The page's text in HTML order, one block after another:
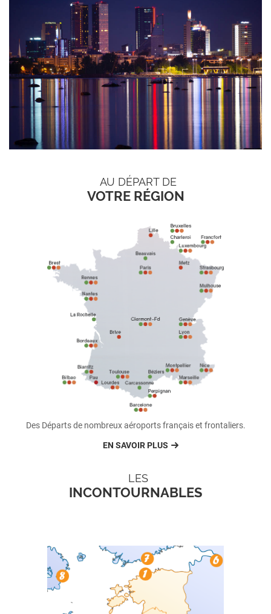
AU DÉPART DE
VOTRE RÉGION
Des Départs de nombreux aéroports français et frontaliers.
EN SAVOIR PLUS
LES
INCONTOURNABLES